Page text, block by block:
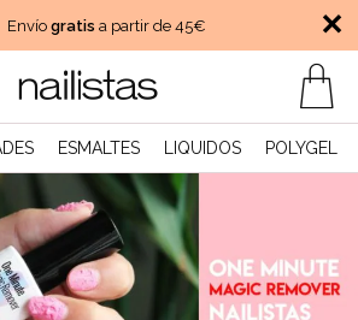
gratisa partir de 45€ Pago
✕
ESMALTES LIQUIDOS POLYGEL